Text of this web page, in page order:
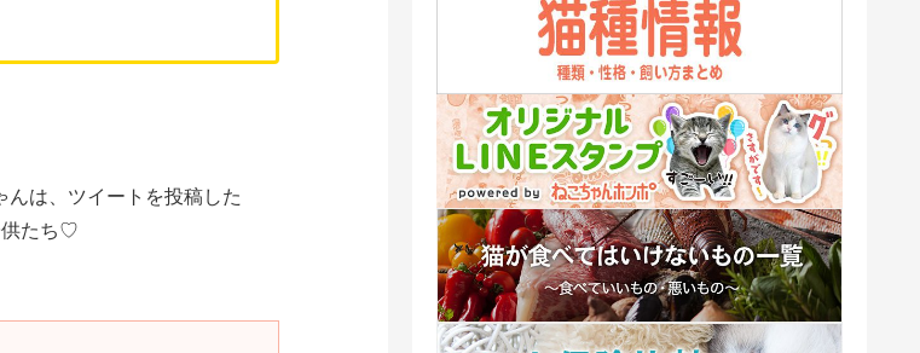
は、ツイートを投稿した
供たち♡